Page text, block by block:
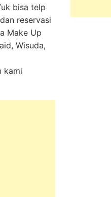
bisa telp
reservasi
Make Up
Wisuda,
kami